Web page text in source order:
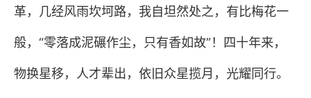
革，几经风雨坎坷路，我自坦然处之，有比梅花一
般，“零落成泥碾作尘，只有香如故”！四十年来，
物换星移，人才辈出，依旧众星揽月，光耀同行。